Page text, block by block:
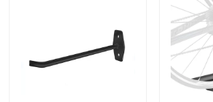
Soportes Metálicos Personalizados
Accesorios para estantes metálicos